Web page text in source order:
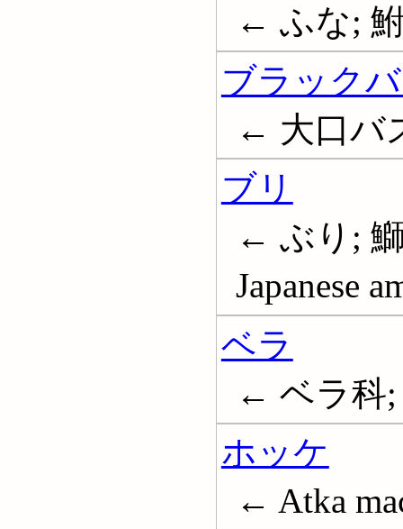
← ふな; 鮒
ブラック
← 大口バ
ブリ
← ぶり;
Japanese
ベラ
← ベラ科;
ホッケ
← Atka